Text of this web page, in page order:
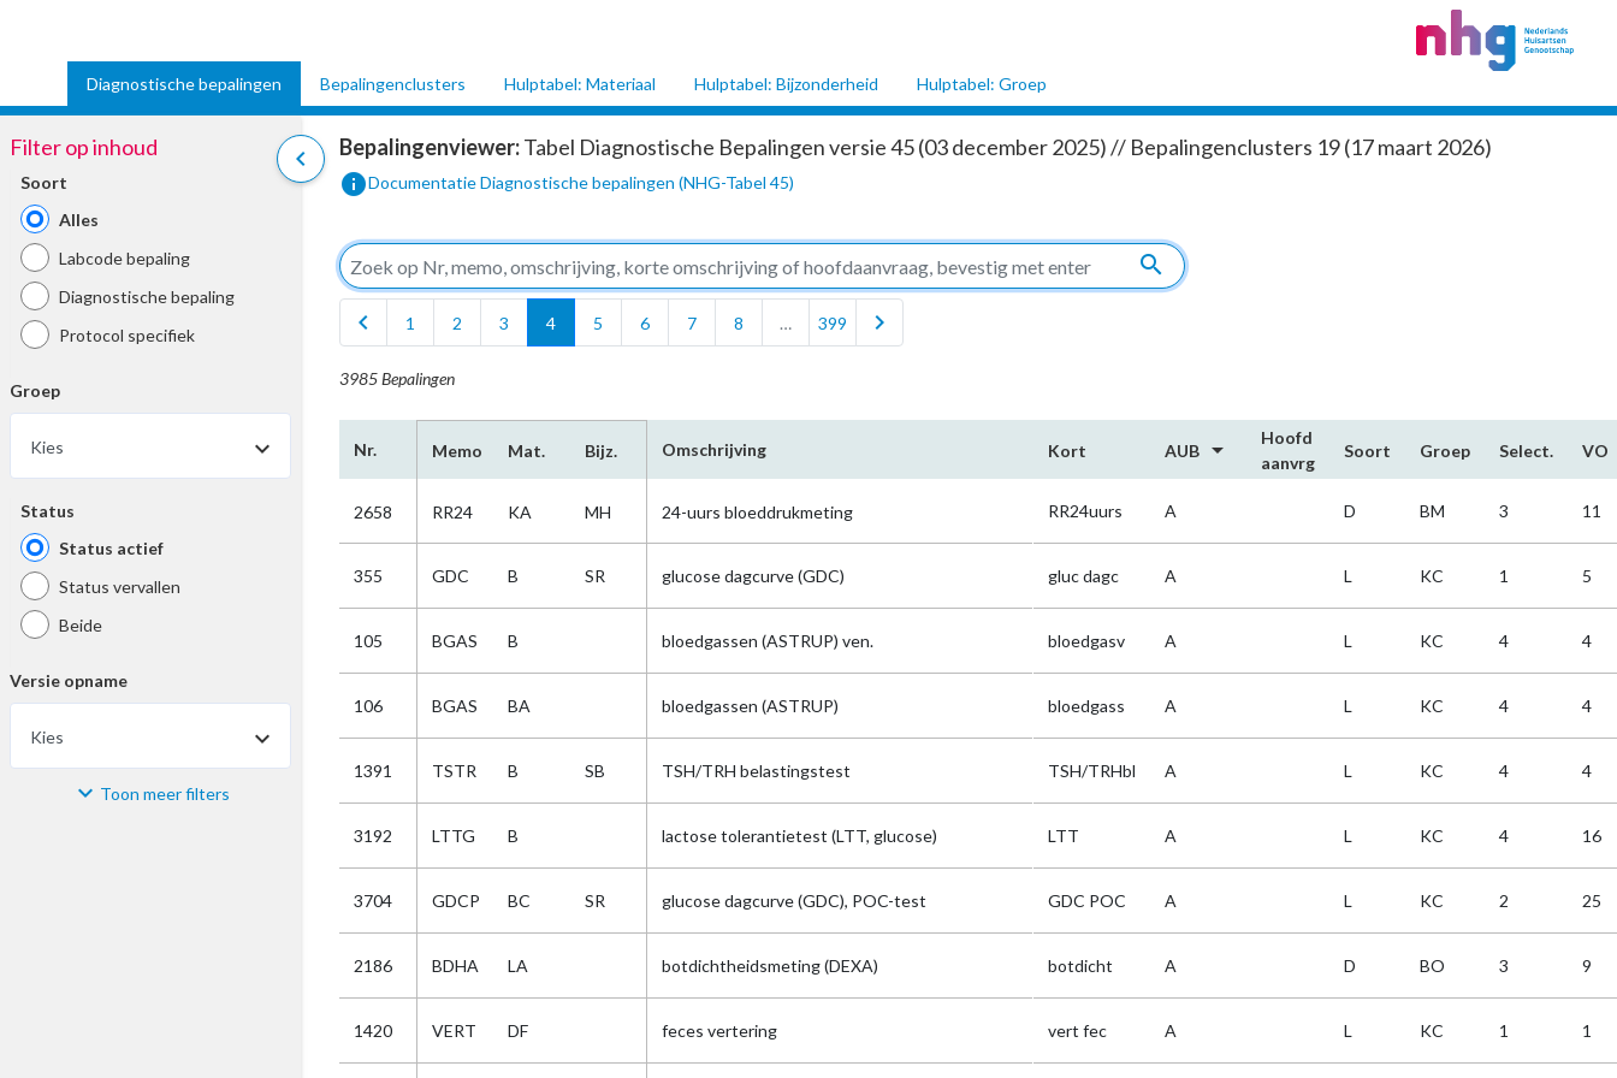
Diagnostische bepalingen Bepalingenclusters Hulptabel: Materiaal Hulptabel: Bijzonderheid Hulptabel: Groep
chevron_left
Filter op inhoud
Soort
Alles
Labcode bepaling
Diagnostische bepaling
Protocol specifiek
Groep
Kies
Status
Status actief
Status vervallen
Beide
Versie opname
Kies
Materiaal Toon meer filters
Bepalingenviewer:Tabel Diagnostische Bepalingen versie 45 (03 december 2025) // Bepalingenclusters 19 (17 maart 2026)
infoDocumentatie Diagnostische bepalingen (NHG-Tabel 45)
search
chevron_left
1 2 3 4 5 6 7 8 … 399 chevron_right
3985 Bepalingen
Nr. Memo Mat. Bijz. Omschrijving Kort AUB arrow_drop_down
Hoofd​
aanvrg
Soort Groep Select. VO
2658 RR24 KA MH 24-uurs bloeddrukmeting RR24uurs A D BM 3 11
355 GDC B SR glucose dagcurve (GDC) gluc dagc A L KC 1 5
105 BGAS B bloedgassen (ASTRUP) ven. bloedgasv A L KC 4 4
106 BGAS BA bloedgassen (ASTRUP) bloedgass A L KC 4 4
1391 TSTR B SB TSH/TRH belastingstest TSH/TRHbl A L KC 4 4
3192 LTTG B lactose tolerantietest (LTT, glucose) LTT A L KC 4 16
3704 GDCP BC SR glucose dagcurve (GDC), POC-test GDC POC A L KC 2 25
2186 BDHA LA botdichtheidsmeting (DEXA) botdicht A D BO 3 9
1420 VERT DF feces vertering vert fec A L KC 1 1